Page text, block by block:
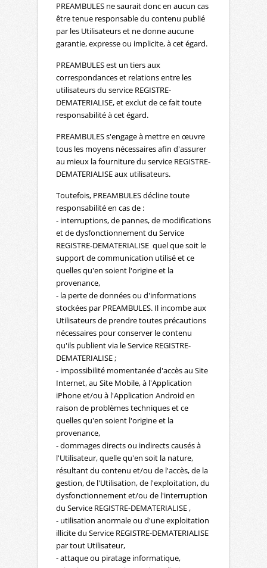
PREAMBULES ne saurait donc en aucun cas
être tenue responsable du contenu publié
par les Utilisateurs et ne donne aucune
garantie, expresse ou implicite, à cet égard.
PREAMBULES est un tiers aux
correspondances et relations entre les
utilisateurs du service REGISTRE-
DEMATERIALISE, et exclut de ce fait toute
responsabilité à cet égard.
PREAMBULES s'engage à mettre en œuvre
tous les moyens nécessaires afin d'assurer
au mieux la fourniture du service REGISTRE-
DEMATERIALISE aux utilisateurs.
Toutefois, PREAMBULES décline toute
responsabilité en cas de :
- interruptions, de pannes, de modifications
et de dysfonctionnement du Service
REGISTRE-DEMATERIALISE quel que soit le
support de communication utilisé et ce
quelles qu'en soient l'origine et la
provenance,
- la perte de données ou d'informations
stockées par PREAMBULES. Il incombe aux
Utilisateurs de prendre toutes précautions
nécessaires pour conserver le contenu
qu'ils publient via le Service REGISTRE-
DEMATERIALISE ;
- impossibilité momentanée d'accès au Site
Internet, au Site Mobile, à l'Application
iPhone et/ou à l'Application Android en
raison de problèmes techniques et ce
quelles qu'en soient l'origine et la
provenance,
- dommages directs ou indirects causés à
l'Utilisateur, quelle qu'en soit la nature,
résultant du contenu et/ou de l'accès, de la
gestion, de l'Utilisation, de l'exploitation, du
dysfonctionnement et/ou de l'interruption
du Service REGISTRE-DEMATERIALISE ,
- utilisation anormale ou d'une exploitation
illicite du Service REGISTRE-DEMATERIALISE
par tout Utilisateur,
- attaque ou piratage informatique,